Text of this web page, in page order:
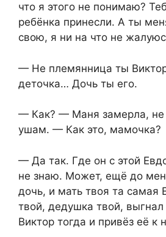
что я этого не понимаю?
ребёнка принесли. А ты
свою, я ни на что не
— Не племянница ты
деточка… Дочь ты его.
— Как? — Маня замерла, не
ушам. — Как это, мамочка?
— Да так. Где он с этой
не знаю. Может, ещё до
дочь, и мать твоя та самая
твой, дедушка твой, выгнал
Виктор тогда и привёз её к